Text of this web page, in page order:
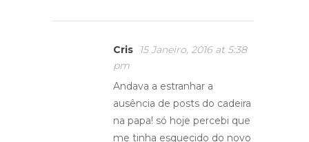
Cris
15 Janeiro, 2016 at 5:38
pm
Andava a estranhar a
ausência de posts do cadeira
na papa! só hoje percebi que
me tinha esquecido do novo